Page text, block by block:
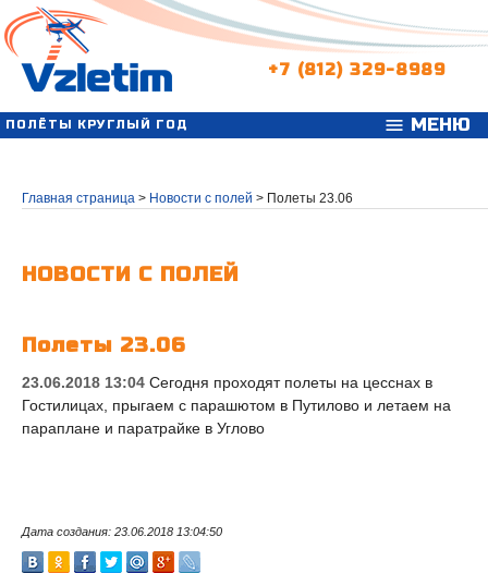
+7 (812) 329-8989
ПОЛЁТЫ КРУГЛЫЙ ГОД menu МЕНЮ
Главная страница > Новости с полей > Полеты 23.06
НОВОСТИ С ПОЛЕЙ
Полеты 23.06
23.06.2018 13:04 Сегодня проходят полеты на цесснах в
Гостилицах, прыгаем с парашютом в Путилово и летаем на
параплане и паратрайке в Углово
Дата создания: 23.06.2018 13:04:50